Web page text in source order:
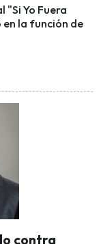
"Si Yo Fuera
en la función de
contra